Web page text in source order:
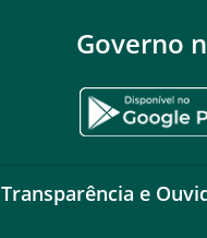
Governo
Transparência e